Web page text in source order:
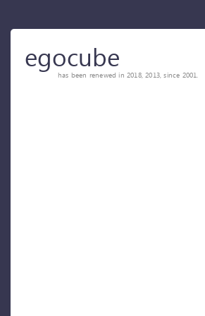
egocube
has been renewed in 2018, 2013, since 2001.